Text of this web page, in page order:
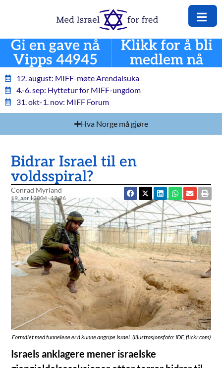
Gi en gave nå
Vipps 44945
Klikk for å bli
medlem nå
12. august: MIFF-møte Arendalsuka
4.-6. sep: Hyttetur for MIFF-ungdom
31. okt-1. nov: MIFF Forum
Hva Norge må gjøre
Bidrar Israel til en
voldsspiral?
Conrad Myrland
19. april 2004 12:26
Formålet med tunnelene er å kunne angripe Israel. (Illustrasjonsfoto: IDF, flickr.com)
Israels anklagere mener israelske